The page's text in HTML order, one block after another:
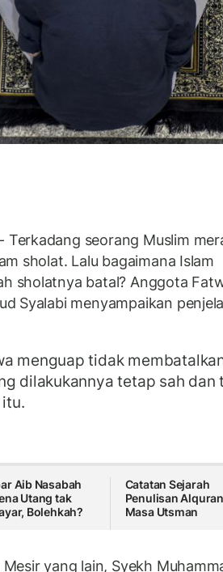
Terkadang seorang Muslim
sholat. Lalu bagaimana Islam
sholatnya batal? Anggota
Syalabi menyampaikan
menguap tidak
dilakukannya tetap sah dan
Aib Nasabah
Utang tak
Bolehkah?
Catatan Sejarah
Penulisan
Masa Utsman
yang lain, Syekh